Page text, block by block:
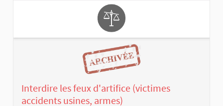
Interdire les feux d'artifice (victimes
accidents usines, armes)